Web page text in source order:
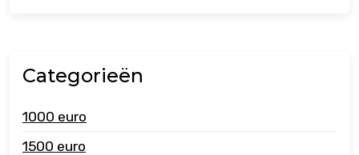
Categorieën
1000 euro
1500 euro